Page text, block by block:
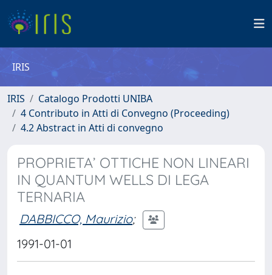
IRIS
IRIS
Catalogo Prodotti UNIBA
4 Contributo in Atti di Convegno (Proceeding)
4.2 Abstract in Atti di convegno
PROPRIETA’ OTTICHE NON LINEARI
IN QUANTUM WELLS DI LEGA
TERNARIA
DABBICCO, Maurizio;
1991-01-01